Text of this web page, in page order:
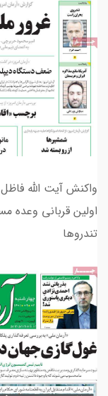
واکنش آیت الله
اولین قربانی
تندروها